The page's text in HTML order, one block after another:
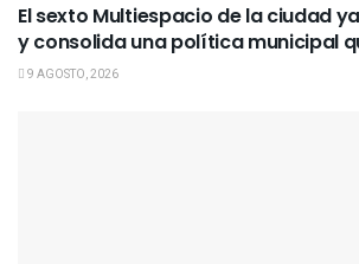
El sexto Multiespacio de la ciudad
y consolida una política municipal
9 AGOSTO, 2026